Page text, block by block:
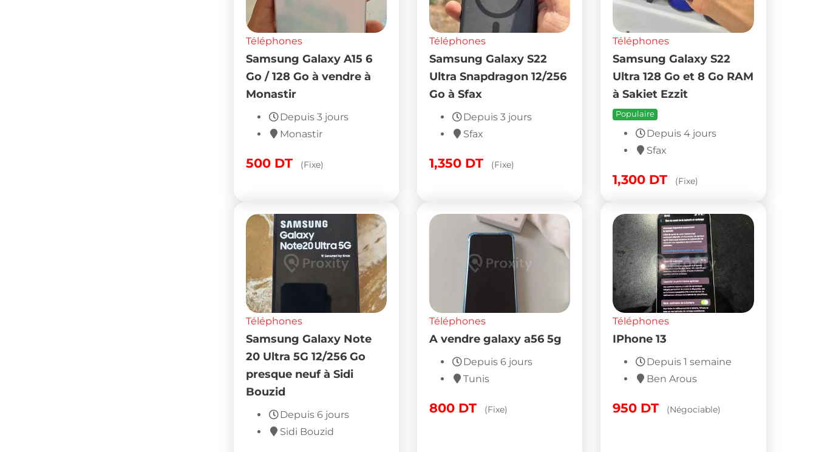
Téléphones
Samsung Galaxy A15 6
Go / 128 Go à vendre à
Monastir
Depuis 3 jours
Monastir
500 DT (Fixe)
Téléphones
Samsung Galaxy S22
Ultra Snapdragon 12/256
Go à Sfax
Depuis 3 jours
Sfax
1,350 DT (Fixe)
Téléphones
Samsung Galaxy S22
Ultra 128 Go et 8 Go RAM
à Sakiet Ezzit
Populaire
Depuis 4 jours
Sfax
1,300 DT (Fixe)
Téléphones
Samsung Galaxy Note
20 Ultra 5G 12/256 Go
presque neuf à Sidi
Bouzid
Depuis 6 jours
Sidi Bouzid
Téléphones
A vendre galaxy a56 5g
Depuis 6 jours
Tunis
800 DT (Fixe)
Téléphones
IPhone 13
Depuis 1 semaine
Ben Arous
950 DT (Négociable)